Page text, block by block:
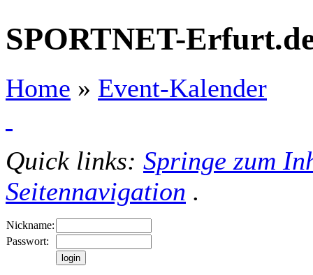
SPORTNET-
Home » Event-Kalender
Quick links: Springe zum
Seitennavigation .
Nickname:
Passwort: